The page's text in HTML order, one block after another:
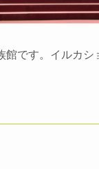
です。イルカ